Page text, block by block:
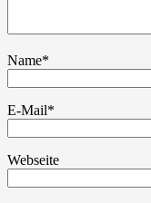
Name*
E-Mail*
Webseite